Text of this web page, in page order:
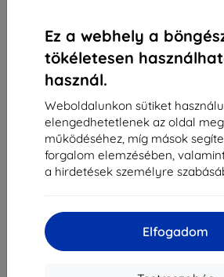
Ez a webhely a
tökéletesen
használ.
Weboldalunkon sütiket
elengedhetetlenek az oldal
működéséhez, míg mások
forgalom elemzésében,
a hirdetések személyre
Elfogadom
Shield-Sk s.r.o.
Rudolf Mocka utca 3750/2A
841 04 Bratislava
Cégjegyzékszám:46701494
ÁFA-azonosító:SK2023549671
info@top4mobile.eu